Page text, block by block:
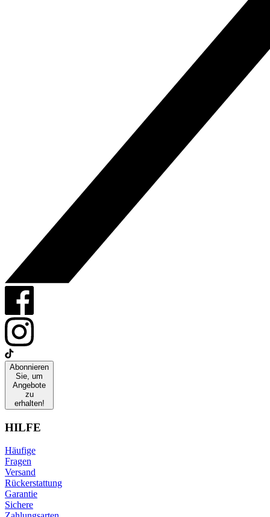
Abonnieren
Sie, um
Angebote
zu
erhalten!
HILFE
Häufige
Fragen
Versand
Rückerstattung
Garantie
Sichere